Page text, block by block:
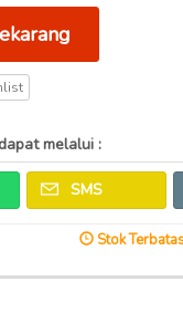
melalui :
SMS
Stok